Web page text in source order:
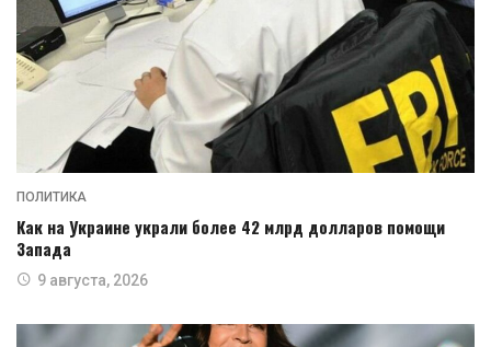
ПОЛИТИКА
Как на Украине украли более 42 млрд долларов помощи
Запада
9 августа, 2026